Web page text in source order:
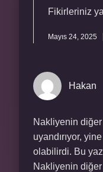
Fikirleriniz
Mayıs 24, 2025
Hakan
Nakliyenin diğer
uyandırıyor,
olabilirdi. Bu
Nakliyenin diğer